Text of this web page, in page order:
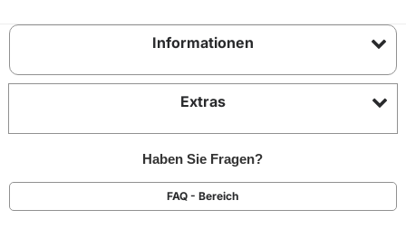
Informationen
Extras
Haben Sie Fragen?
FAQ - Bereich